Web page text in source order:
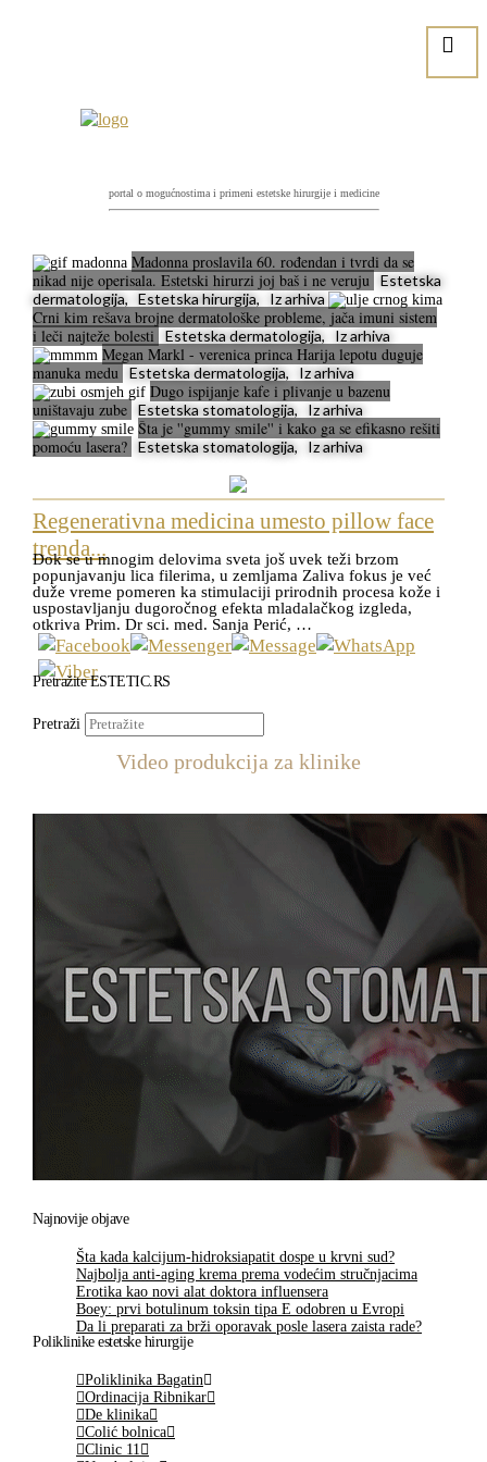
portal o mogućnostima i primeni estetske hirurgije i medicine
Madonna proslavila 60. rođendan i tvrdi da se
nikad nije operisala. Estetski hirurzi joj baš i ne veruju Estetska
dermatologija, Estetska hirurgija, Iz arhiva
Crni kim rešava brojne dermatološke probleme, jača imuni sistem
i leči najteže bolesti
Estetska dermatologija, Iz arhiva
Megan Markl - verenica princa Harija lepotu duguje
manuka medu Estetska dermatologija, Iz arhiva
Dugo ispijanje kafe i plivanje u bazenu
uništavaju zube Estetska stomatologija, Iz arhiva
Šta je ''gummy smile'' i kako ga se efikasno rešiti
pomoću lasera? Estetska stomatologija, Iz arhiva
Regenerativna medicina umesto pillow face
trenda...
Dok se u mnogim delovima sveta još uvek teži brzom
popunjavanju lica filerima, u zemljama Zaliva fokus je već
duže vreme pomeren ka stimulaciji prirodnih procesa kože i
uspostavljanju dugoročnog efekta mladalačkog izgleda,
otkriva Prim. Dr sci. med. Sanja Perić, …
Pretražite ESTETIC.RS
Pretraži
Video produkcija za klinike
Najnovije objave
Šta kada kalcijum-hidroksiapatit dospe u krvni sud?
Najbolja anti-aging krema prema vodećim stručnjacima
Erotika kao novi alat doktora influensera
Boey: prvi botulinum toksin tipa E odobren u Evropi
Da li preparati za brži oporavak posle lasera zaista rade?
Poliklinike estetske hirurgije
Poliklinika Bagatin
Ordinacija Ribnikar
De klinika
Colić bolnica
Clinic 11